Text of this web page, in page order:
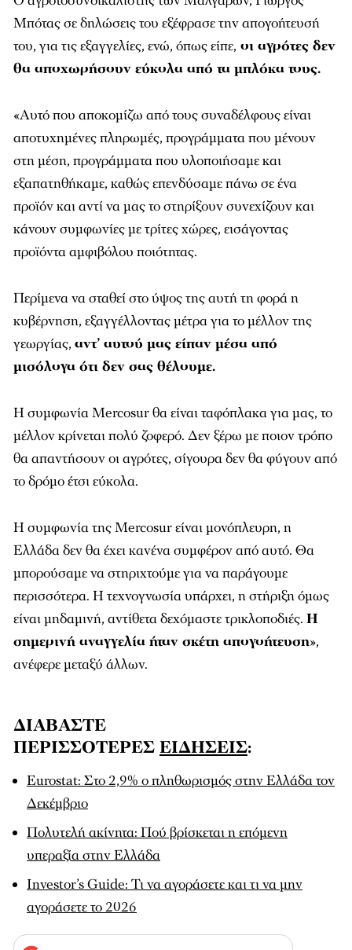
Μπότας σε δηλώσεις του εξέφρασε την απογοήτευσή
του, για τις εξαγγελίες, ενώ, όπως είπε, οι αγρότες δεν
θα αποχωρήσουν εύκολα από τα μπλόκα τους.
«Αυτό που αποκομίζω από τους συναδέλφους είναι
αποτυχημένες πληρωμές, προγράμματα που μένουν
στη μέση, προγράμματα που υλοποιήσαμε και
εξαπατηθήκαμε, καθώς επενδύσαμε πάνω σε ένα
προϊόν και αντί να μας το στηρίξουν συνεχίζουν και
κάνουν συμφωνίες με τρίτες χώρες, εισάγοντας
προϊόντα αμφιβόλου ποιότητας.
Περίμενα να σταθεί στο ύψος της αυτή τη φορά η
κυβέρνηση, εξαγγέλλοντας μέτρα για το μέλλον της
γεωργίας, αντ’ αυτού μας είπαν μέσα από
μισόλογα ότι δεν σας θέλουμε.
Η συμφωνία Mercosur θα είναι ταφόπλακα για μας, το
μέλλον κρίνεται πολύ ζοφερό. Δεν ξέρω με ποιον τρόπο
θα απαντήσουν οι αγρότες, σίγουρα δεν θα φύγουν από
το δρόμο έτσι εύκολα.
Η συμφωνία της Mercosur είναι μονόπλευρη, η
Ελλάδα δεν θα έχει κανένα συμφέρον από αυτό. Θα
μπορούσαμε να στηριχτούμε για να παράγουμε
περισσότερα. Η τεχνογνωσία υπάρχει, η στήριξη όμως
είναι μηδαμινή, αντίθετα δεχόμαστε τρικλοποδιές. Η
σημερινή αναγγελία ήταν σκέτη απογοήτευση»,
ανέφερε μεταξύ άλλων.
ΔΙΑΒΑΣΤΕ
ΠΕΡΙΣΣΟΤΕΡΕΣ ΕΙΔΗΣΕΙΣ:
Eurostat: Στο 2,9% ο πληθωρισμός στην Ελλάδα τον
Δεκέμβριο
Πολυτελή ακίνητα: Πού βρίσκεται η επόμενη
υπεραξία στην Ελλάδα
Investor’s Guide: Τι να αγοράσετε και τι να μην
αγοράσετε το 2026